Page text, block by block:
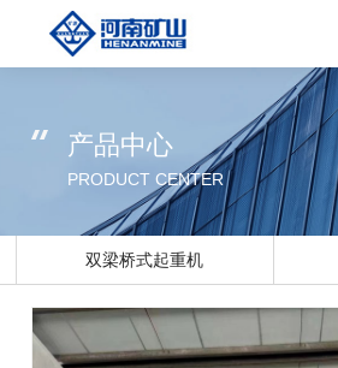
网站首页
主营产品
新闻资讯
产品中心
PRODUCT CENTER
双梁桥式起重机